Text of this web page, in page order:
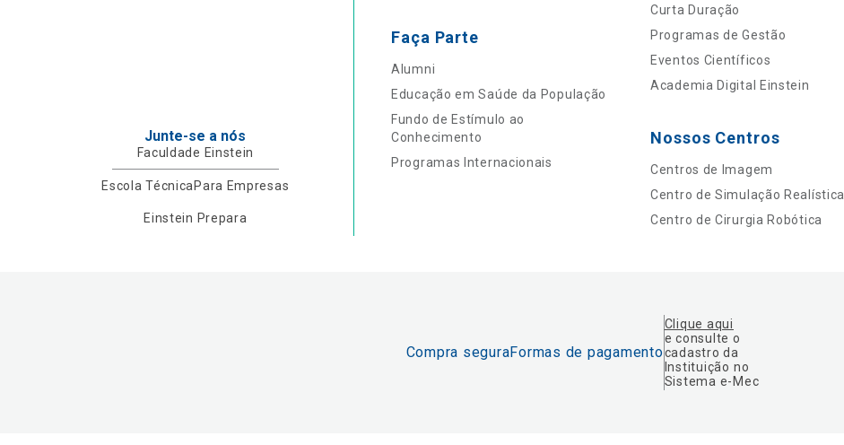
Junte-se a nós
Faculdade Einstein
Escola Técnica Para Empresas
Einstein Prepara
Faça Parte
Alumni
Educação em Saúde da População
Fundo de Estímulo ao
Conhecimento
Programas Internacionais
Curta Duração
Programas de Gestão
Eventos Científicos
Academia Digital Einstein
Nossos Centros
Centros de Imagem
Centro de Simulação Realística
Centro de Cirurgia Robótica
Compra seguraFormas de pagamento
Clique aqui
e consulte o
cadastro da
Instituição no
Sistema e-Mec